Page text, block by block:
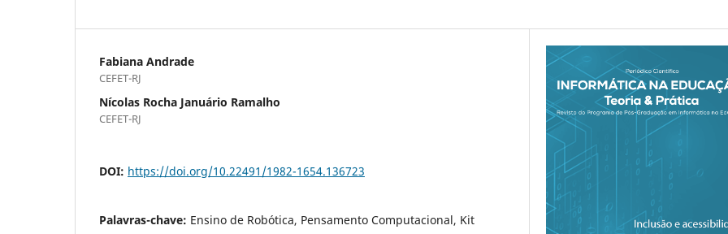
Fabiana Andrade
CEFET-RJ
Nícolas Rocha Januário Ramalho
CEFET-RJ
DOI: https://doi.org/10.22491/1982-1654.136723
Palavras-chave: Ensino de Robótica, Pensamento Computacional, Kit